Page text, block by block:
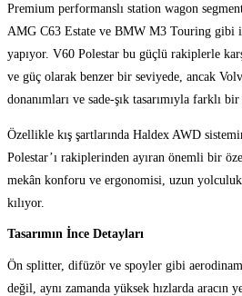
Premium performanslı station wagon
AMG C63 Estate ve BMW M3 Touring gibi
yapıyor. V60 Polestar bu güçlü rakiplerle
ve güç olarak benzer bir seviyede, ancak
donanımları ve sade-şık tasarımıyla farklı
Özellikle kış şartlarında Haldex AWD
Polestar’ı rakiplerinden ayıran önemli bir
mekân konforu ve ergonomisi, uzun
kılıyor.
Tasarımın İnce Detayları
Ön splitter, difüzör ve spoyler gibi
değil, aynı zamanda yüksek hızlarda aracın